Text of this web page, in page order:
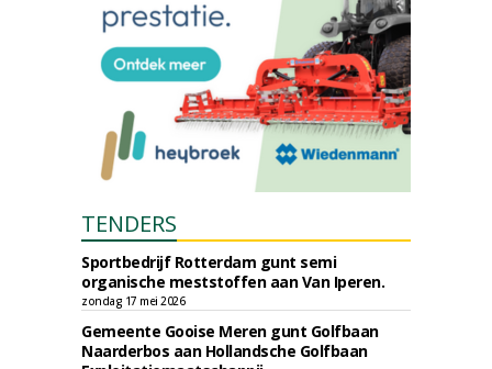
TENDERS
Sportbedrijf Rotterdam gunt semi
organische meststoffen aan Van Iperen.
zondag 17 mei 2026
Gemeente Gooise Meren gunt Golfbaan
Naarderbos aan Hollandsche Golfbaan